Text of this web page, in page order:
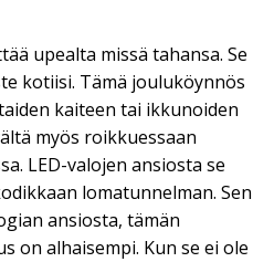
upealta missä tahansa. Se
kotiisi. Tämä jouluköynnös
kaiteen tai ikkunoiden
myös roikkuessaan
LED-valojen ansiosta se
lomatunnelman. Sen
ansiosta, tämän
on alhaisempi. Kun se ei ole